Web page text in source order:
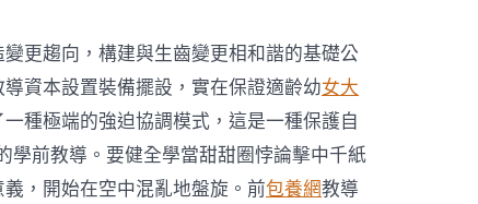
更趨向，構建與生齒變更相和諧的基礎公
資本設置裝備擺設，實在保證適齡幼女大
種極端的強迫協調模式，這是一種保護自
學前教導。要健全學當甜甜圈悖論擊中千紙
義，開始在空中混亂地盤旋。前包養網教導